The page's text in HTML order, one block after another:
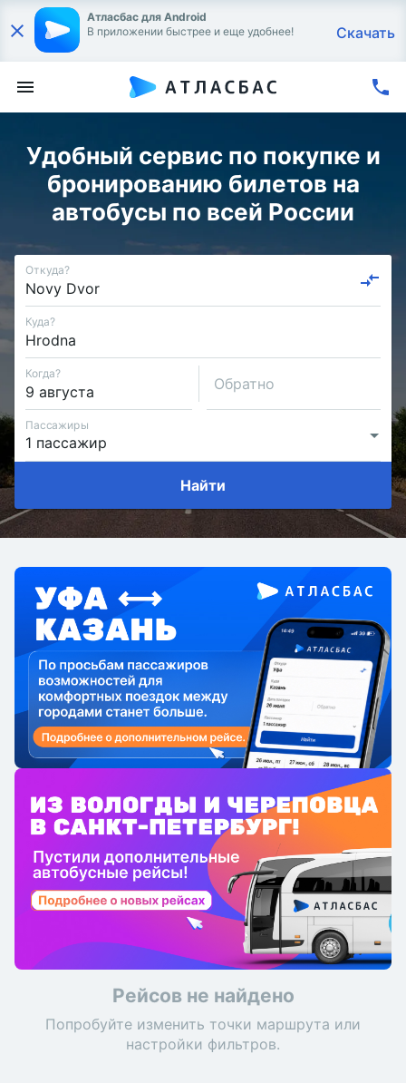
Атласбас для Android
В приложении быстрее и еще удобнее!
Скачать
Удобный сервис по покупке и
бронированию билетов на
автобусы по всей России
Откуда?
Куда?
Когда?
Обратно
Пассажиры
Найти
Рейсов не найдено
Попробуйте изменить точки маршрута или
настройки фильтров.